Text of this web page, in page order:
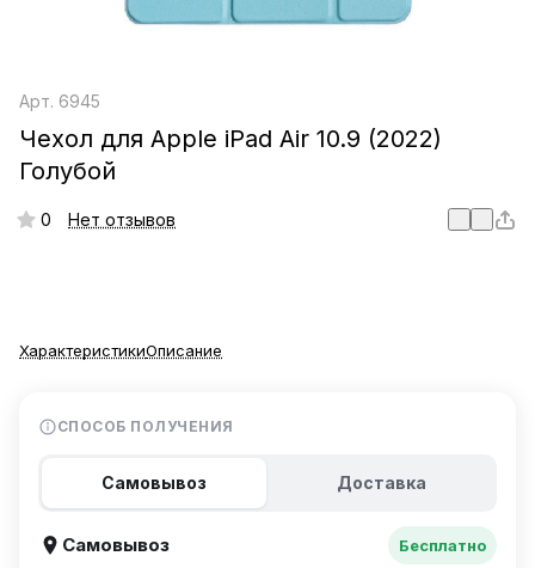
Арт. 6945
Чехол для Apple iPad Air 10.9 (2022)
Голубой
0 Нет отзывов
ХарактеристикиОписание
СПОСОБ ПОЛУЧЕНИЯ
Самовывоз Доставка
Самовывоз
Бесплатно